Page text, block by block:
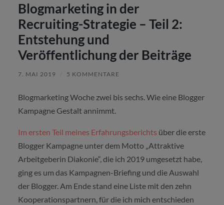
Blogmarketing in der
Recruiting-Strategie – Teil 2:
Entstehung und
Veröffentlichung der Beiträge
7. MAI 2019 5 KOMMENTARE
Blogmarketing Woche zwei bis sechs. Wie eine Blogger
Kampagne Gestalt annimmt.
Im ersten Teil meines Erfahrungsberichts über die erste
Blogger Kampagne unter dem Motto „Attraktive
Arbeitgeberin Diakonie“, die ich 2019 umgesetzt habe,
ging es um das Kampagnen-Briefing und die Auswahl
der Blogger. Am Ende stand eine Liste mit den zehn
Kooperationspartnern, für die ich mich entschieden